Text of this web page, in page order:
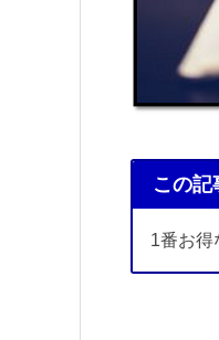
この記
1番お得